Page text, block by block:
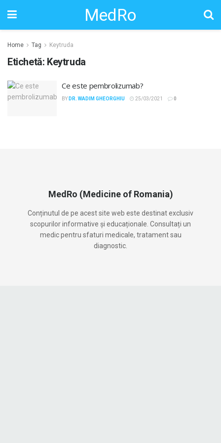
MedRo
Home Tag Keytruda
Etichetă: Keytruda
Ce este pembrolizumab?
BY DR. WADIM GHEORGHIU 25/03/2021 0
MedRo (Medicine of Romania)
Conținutul de pe acest site web este destinat exclusiv
scopurilor informative și educaționale. Consultați un
medic pentru sfaturi medicale, tratament sau
diagnostic.